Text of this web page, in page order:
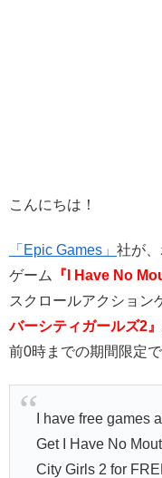
こんにちは！
「Epic Games」 社が
ゲーム
『I Have No
スクロールアクション
バーシティガールズ2』
前0時までの期間限定
I have free games
Get I Have No
City Girls 2 for